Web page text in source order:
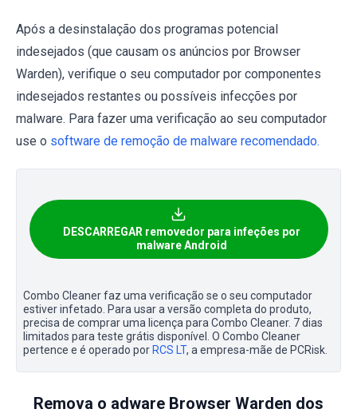
Após a desinstalação dos programas potencial
indesejados (que causam os anúncios por Browser
Warden), verifique o seu computador por componentes
indesejados restantes ou possíveis infecções por
malware. Para fazer uma verificação ao seu computador
use o software de remoção de malware recomendado.
DESCARREGAR removedor para infeções por
malware Android
Combo Cleaner faz uma verificação se o seu computador
estiver infetado. Para usar a versão completa do produto,
precisa de comprar uma licença para Combo Cleaner. 7 dias
limitados para teste grátis disponível. O Combo Cleaner
pertence e é operado por RCS LT, a empresa-mãe de PCRisk.
Remova o adware Browser Warden dos